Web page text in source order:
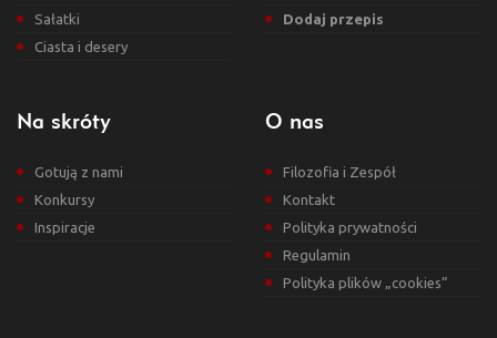
Sałatki
Ciasta i desery
Dodaj przepis
Na skróty
Gotują z nami
Konkursy
Inspiracje
O nas
Filozofia i Zespół
Kontakt
Polityka prywatności
Regulamin
Polityka plików „cookies”